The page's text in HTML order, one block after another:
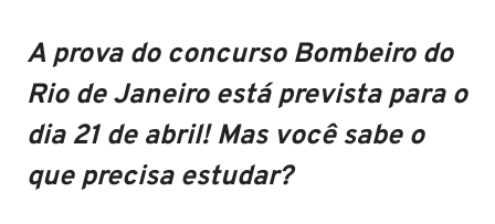
A prova do concurso Bombeiro do
Rio de Janeiro está prevista para o
dia 21 de abril! Mas você sabe o
que precisa estudar?